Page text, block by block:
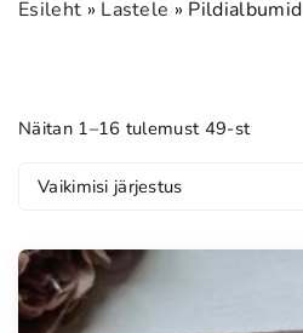
Esileht » Lastele » Pildialbumid
Näitan 1–16 tulemust 49-st